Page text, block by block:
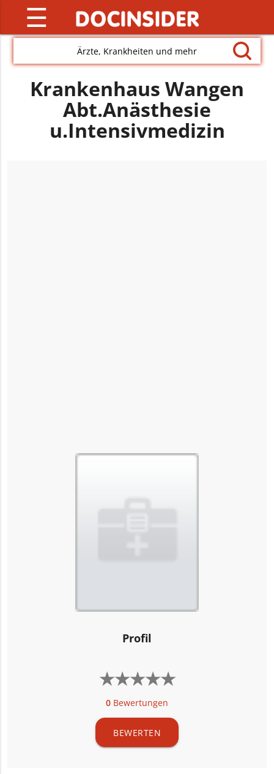
☰
Ärzte, Krankheiten und mehr
Krankenhaus Wangen
Abt.Anästhesie
u.Intensivmedizin
Profil
★★★★★
★★★★★
0 Bewertungen
BEWERTEN